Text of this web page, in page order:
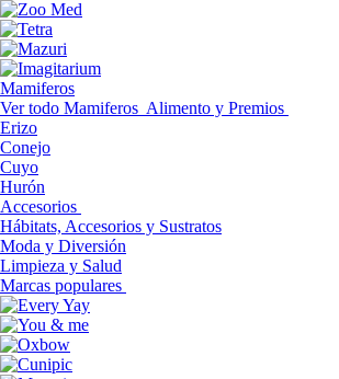
Mamiferos
Ver todo Mamiferos Alimento y Premios
Erizo
Conejo
Cuyo
Hurón
Accesorios
Hábitats, Accesorios y Sustratos
Moda y Diversión
Limpieza y Salud
Marcas populares